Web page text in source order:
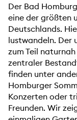
Der Bad
eine der größten
Deutschlands.
lustwandeln. Der
zum Teil
zentraler
finden unter
Homburger
Konzerten oder
Freunden. Wir